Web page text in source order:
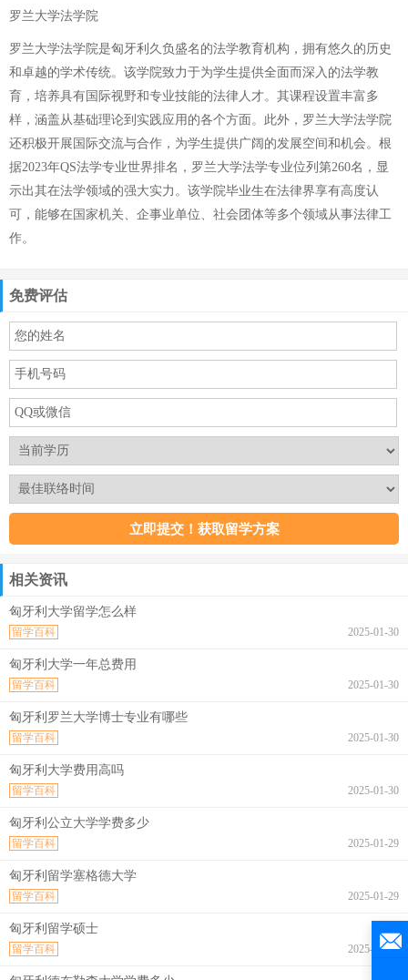
罗兰大学法学院
罗兰大学法学院是匈牙利久负盛名的法学教育机构，拥有悠久的历史
和卓越的学术传统。该学院致力于为学生提供全面而深入的法学教
育，培养具有国际视野和专业技能的法律人才。其课程设置丰富多
样，涵盖从基础理论到实践应用的各个方面。此外，罗兰大学法学院
还积极开展国际交流与合作，为学生提供广阔的发展空间和机会。根
据2023年QS法学专业世界排名，罗兰大学法学专业位列第260名，显
示出其在法学领域的强大实力。该学院毕业生在法律界享有高度认
可，能够在国家机关、企事业单位、社会团体等多个领域从事法律工
作。
免费评估
相关资讯
匈牙利大学留学怎么样
2025-01-30
留学百科
匈牙利大学一年总费用
2025-01-30
留学百科
匈牙利罗兰大学博士专业有哪些
2025-01-30
留学百科
匈牙利大学费用高吗
2025-01-30
留学百科
匈牙利公立大学学费多少
2025-01-29
留学百科
匈牙利留学塞格德大学
2025-01-29
留学百科
匈牙利留学硕士
2025-01-29
留学百科